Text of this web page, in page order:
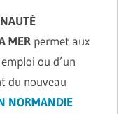
MER permet aux
ou d’un
du nouveau
NORMANDIE